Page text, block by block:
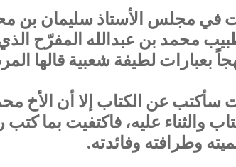
‏في مجلس الأستاذ سليمان بن
محمد بن عبدالله المفرّح الذي
بعبارات لطيفة شعبية قالها
سأكتب عن الكتاب إلا أن الأخ
والثناء عليه، ‏فاكتفيت ‏بما
وطرافته وفائدته.